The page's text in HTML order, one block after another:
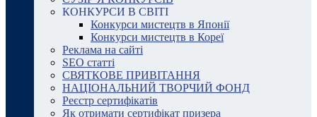
КОНКУРСИ В СВІТІ
Конкурси мистецтв в Японії
Конкурси мистецтв в Кореї
Реклама на сайті
SEO статті
СВЯТКОВЕ ПРИВІТАННЯ
НАЦІОНАЛЬНИЙ ТВОРЧИЙ ФОНД
Реєстр сертифікатів
Як отримати сертифікат призера